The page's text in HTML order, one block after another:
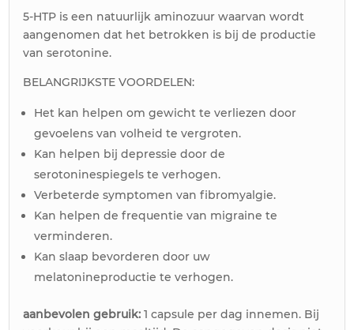
5-HTP is een natuurlijk aminozuur waarvan wordt
aangenomen dat het betrokken is bij de productie
van serotonine.
BELANGRIJKSTE VOORDELEN:
Het kan helpen om gewicht te verliezen door
gevoelens van volheid te vergroten.
Kan helpen bij depressie door de
serotoninespiegels te verhogen.
Verbeterde symptomen van fibromyalgie.
Kan helpen de frequentie van migraine te
verminderen.
Kan slaap bevorderen door uw
melatonineproductie te verhogen.
aanbevolen gebruik:1 capsule per dag innemen. Bij